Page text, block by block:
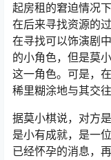
起房租的窘迫情况
在后来寻找资源的
在寻找可以饰演剧
的小角色，但是莫
这一角色。可是，
稀里糊涂地与其交
据莫小棋说，对方
是小有成就，是一
已经怀孕的消息，